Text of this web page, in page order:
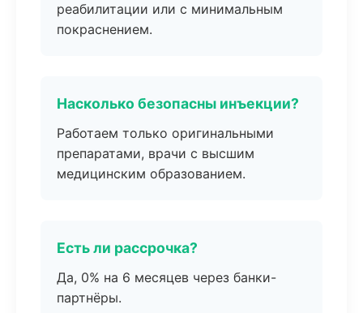
реабилитации или с минимальным
покраснением.
Насколько безопасны инъекции?
Работаем только оригинальными
препаратами, врачи с высшим
медицинским образованием.
Есть ли рассрочка?
Да, 0% на 6 месяцев через банки-
партнёры.